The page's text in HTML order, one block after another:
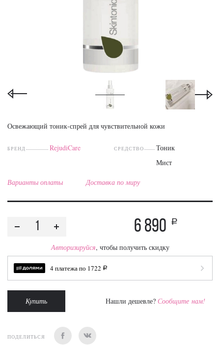
Освежающий тоник-спрей для чувствительной кожи
БРЕНД RejudiCare СРЕДСТВО
Тоник
Мист
Варианты оплаты Доставка по миру
6 890 a
Авторизируйся, чтобы получить скидку
4 платежа по 1722 a
Купить Нашли дешевле? Сообщите нам!
ПОДЕЛИТЬСЯ